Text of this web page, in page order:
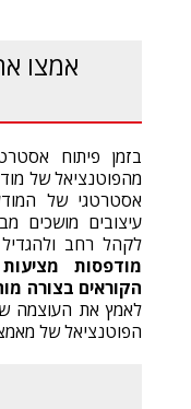
אמצו
בזמן פיתוח
מהפוטנציאל של
אסטרטגי של
עיצובים מושכים
לקהל רחב
מודפסות
הקוראים בצורה
לאמץ את העוצמה
הפוטנציאל של